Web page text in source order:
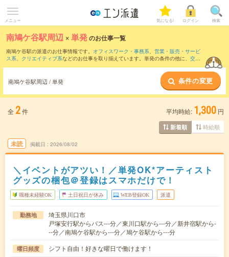
メニュー 気になる! ログイン 検索
南鳩ケ谷駅周辺 ×単発のお仕事一覧
南鳩ケ谷駅の派遣のお仕事情報です。 オフィスワーク・事務系、 営業・販売・サービ
ス系、 クリエイティブ系などのお仕事を取り揃えています。単発の条件の他に、 交通
南鳩ケ谷駅周辺 / 単発 条件の変更
全 2件 平均時給: 1,300 円
新着順 時給順
未読 掲載日 2026/08/02
＼イベントがアツい！／単発OK*アーティスト
グッズの梱包＠登録はスマホだけで！
職種未経験OK 土日祝日が休み WEB登録OK 派遣
勤務地
埼玉県川口市
戸塚安行駅からバス---分／東川口駅から---分／新井宿駅から-
--分／南鳩ケ谷駅から---分／鳩ケ谷駅から---分
曜日頻度 シフト自由！好きな曜日で働けます！